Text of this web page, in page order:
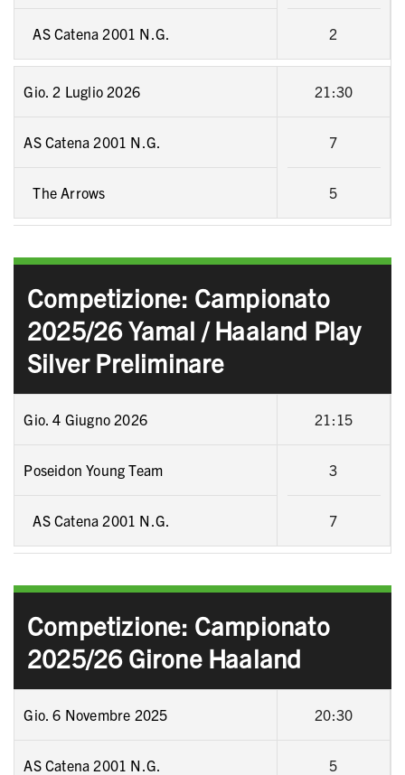
2
AS Catena 2001 N.G.
Gio. 2 Luglio 2026 21:30
AS Catena 2001 N.G. 7
5
The Arrows
Competizione: Campionato
2025/26 Yamal / Haaland Play
Silver Preliminare
Gio. 4 Giugno 2026 21:15
Poseidon Young Team 3
7
AS Catena 2001 N.G.
Competizione: Campionato
2025/26 Girone Haaland
Gio. 6 Novembre 2025 20:30
AS Catena 2001 N.G. 5